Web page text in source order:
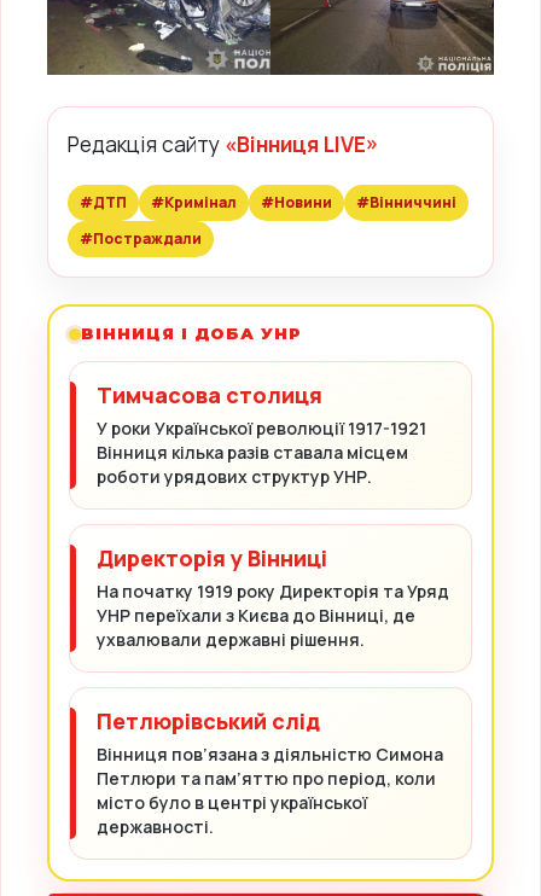
Редакція сайту «Вінниця LIVE»
#ДТП #Кримінал #Новини
#Вінниччині
#Постраждали
ВІННИЦЯ І ДОБА УНР
Тимчасова столиця
У роки Української революції 1917-1921
Вінниця кілька разів ставала місцем
роботи урядових структур УНР.
Директорія у Вінниці
На початку 1919 року Директорія та Уряд
УНР переїхали з Києва до Вінниці, де
ухвалювали державні рішення.
Петлюрівський слід
Вінниця пов’язана з діяльністю Симона
Петлюри та пам’яттю про період, коли
місто було в центрі української
державності.